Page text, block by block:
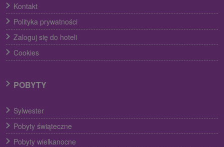
Kontakt
Polityka prywatności
Zaloguj się do hoteli
Cookies
POBYTY
Sylwester
Pobyty świąteczne
Pobyty wielkanocne